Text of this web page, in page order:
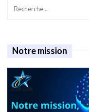
Notre mission